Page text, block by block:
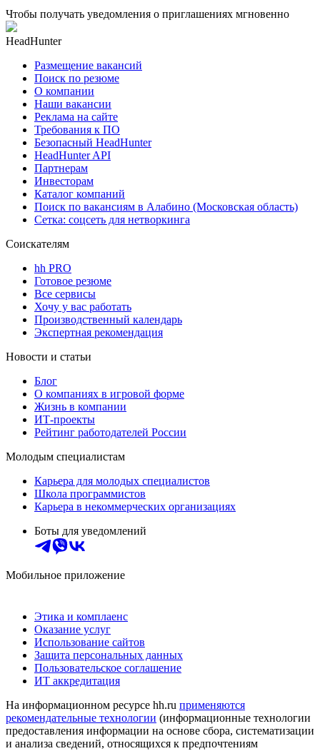
Чтобы получать уведомления о приглашениях мгновенно
HeadHunter
Размещение вакансий
Поиск по резюме
О компании
Наши вакансии
Реклама на сайте
Требования к ПО
Безопасный HeadHunter
HeadHunter API
Партнерам
Инвесторам
Каталог компаний
Поиск по вакансиям в Алабино (Московская область)
Сетка: соцсеть для нетворкинга
Соискателям
hh PRO
Готовое резюме
Все сервисы
Хочу у вас работать
Производственный календарь
Экспертная рекомендация
Новости и статьи
Блог
О компаниях в игровой форме
Жизнь в компании
ИТ-проекты
Рейтинг работодателей России
Молодым специалистам
Карьера для молодых специалистов
Школа программистов
Карьера в некоммерческих организациях
Боты для уведомлений
Мобильное приложение
Этика и комплаенс
Оказание услуг
Использование сайтов
Защита персональных данных
Пользовательское соглашение
ИТ аккредитация
На информационном ресурсе hh.ru применяются
рекомендательные технологии (информационные технологии
предоставления информации на основе сбора, систематизации
и анализа сведений, относящихся к предпочтениям